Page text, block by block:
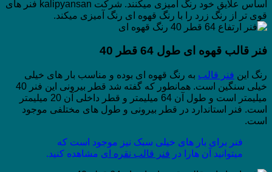
اساس علایق خود رنگ آمیزی میکنند. شرکت kalipyansan فنر های
قوی تر از رنگ زرد را با رنگ قهوه ای رنگ آمیزی میکند.
فنر قالب قهوه ای طول 64 قطر 40
رنگ این فنر قالب به رنگ قهوه ای بوده و مناسب بار های خیلی
خیلی سنگین است. همانطور که گفته شد قطر بیرونی این فنر 40
میلیمتر است و طول آن 64 میلیمتر و قطر داخلی آن 20 میلیمتر
است. فنر استاندارد در قطر بیرونی و طول های مختلفی موجود
است.
فنر برای بار های خیلی سبک نیز موجود است که
میتوانید آن هارا در فنر قالب نقره ای مشاهده کنید.